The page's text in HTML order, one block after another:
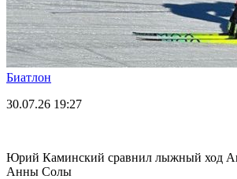
Биатлон
30.07.26 19:27
Юрий Каминский сравнил лыжный ход
Анны Солы